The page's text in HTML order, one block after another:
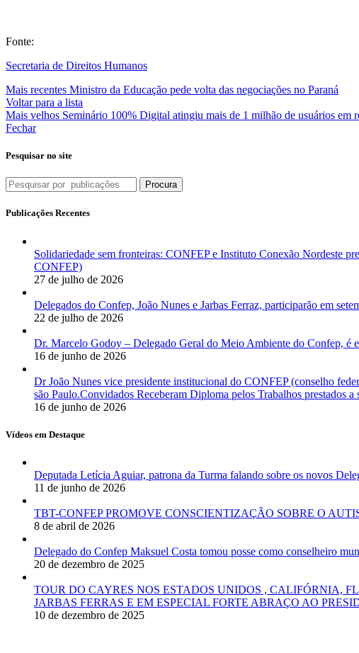
Fonte:
Secretaria de Direitos Humanos
Mais recentes Ministro da Educação pede volta das negociações no Paraná
Voltar para a lista
Mais velhos Seminário 100% Digital atingiu mais de 1 milhão de usuários em
Fechar
Pesquisar no site
Procura
Publicações Recentes
Solidariedade sem fronteiras: CONFEP e Instituto Conexão Nordeste
CONFEP)
27 de julho de 2026
Delegados do Confep, João Nunes e Jarbas Ferraz, participarão em
22 de julho de 2026
Dr. Marcelo Godoy – Delegado Geral do Meio Ambiente do Confep, é
16 de junho de 2026
Dr João Nunes vice presidente institucional do CONFEP (conselho
são Paulo.Convidados Receberam Diploma pelos Trabalhos prestados a
16 de junho de 2026
Vídeos em Destaque
Deputada Letícia Aguiar, patrona da Turma falando sobre os novos
11 de junho de 2026
TBT-CONFEP PROMOVE CONSCIENTIZAÇÃO SOBRE O
8 de abril de 2026
Delegado do Confep Maksuel Costa tomou posse como conselheiro
20 de dezembro de 2025
TOUR DO CAYRES NOS ESTADOS UNIDOS , CALIFÓRNIA,
JARBAS FERRAS E EM ESPECIAL FORTE ABRAÇO AO
10 de dezembro de 2025